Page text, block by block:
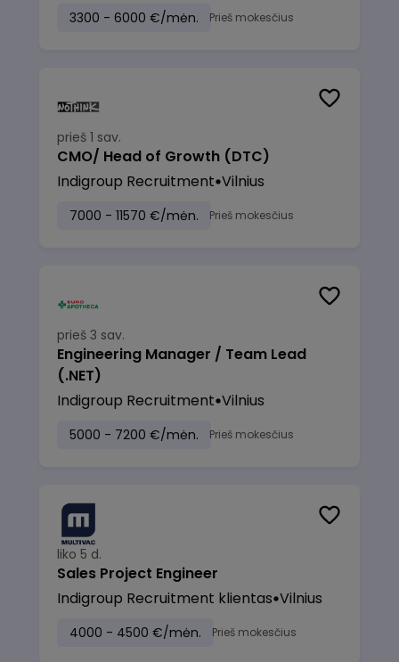
3300 - 6000 €/mėn. Prieš mokesčius
prieš 1 sav.
CMO/ Head of Growth (DTC)
Indigroup Recruitment Vilnius
7000 - 11570 €/mėn. Prieš mokesčius
prieš 3 sav.
Engineering Manager / Team Lead
(.NET)
Indigroup Recruitment Vilnius
5000 - 7200 €/mėn. Prieš mokesčius
liko 5 d.
Sales Project Engineer
Indigroup Recruitment klientas Vilnius
4000 - 4500 €/mėn. Prieš mokesčius